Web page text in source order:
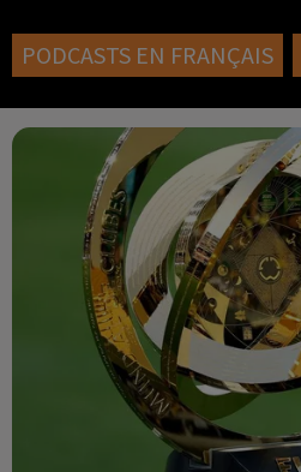
PODCASTS EN FRANÇAIS